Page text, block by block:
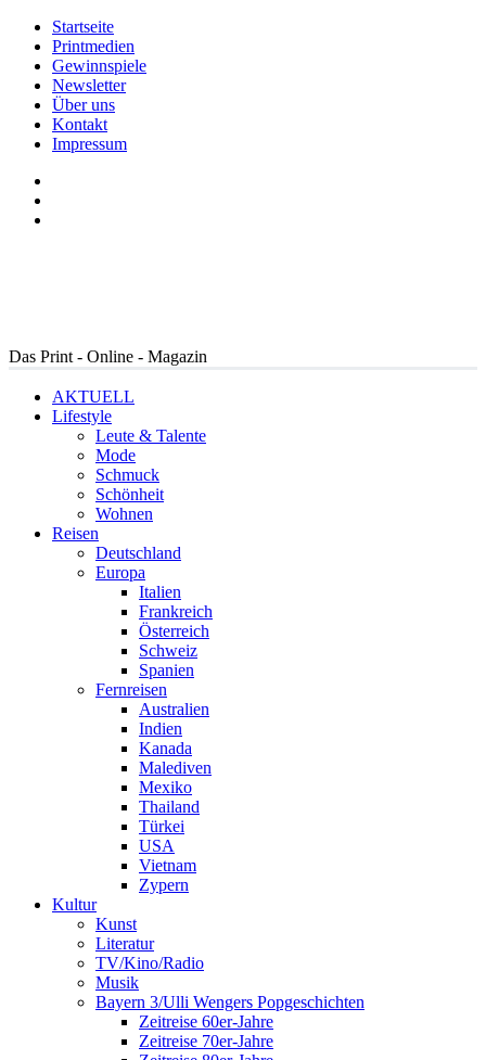
Startseite
Printmedien
Gewinnspiele
Newsletter
Über uns
Kontakt
Impressum
Das Print - Online - Magazin
AKTUELL
Lifestyle
Leute & Talente
Mode
Schmuck
Schönheit
Wohnen
Reisen
Deutschland
Europa
Italien
Frankreich
Österreich
Schweiz
Spanien
Fernreisen
Australien
Indien
Kanada
Malediven
Mexiko
Thailand
Türkei
USA
Vietnam
Zypern
Kultur
Kunst
Literatur
TV/Kino/Radio
Musik
Bayern 3/Ulli Wengers Popgeschichten
Zeitreise 60er-Jahre
Zeitreise 70er-Jahre